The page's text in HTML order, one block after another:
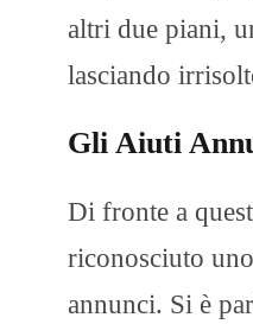
altri due piani,
lasciando
Gli Aiuti
Di fronte a
riconosciuto
annunci. Si è